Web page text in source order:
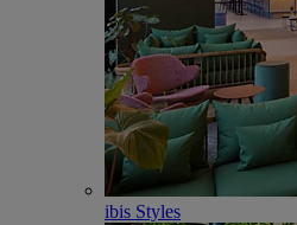
ibis Styles